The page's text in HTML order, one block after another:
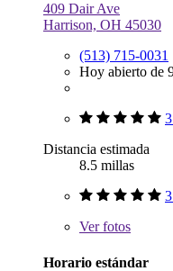
409 Dair Ave
Harrison, OH 45030
(513) 715-0031
Hoy abierto de
Distancia estimada
8.5 millas
Verfotos
Horario estándar